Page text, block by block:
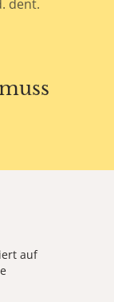
dent.
auf